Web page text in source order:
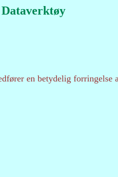
en betydelig forringelse